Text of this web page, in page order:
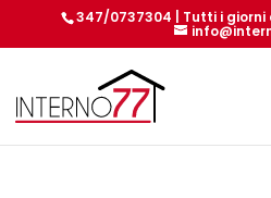
347/0737304 | Tutti i giorni